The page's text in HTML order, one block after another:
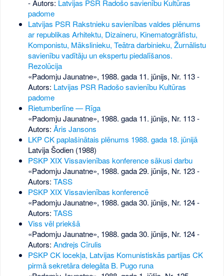
- Autors: Latvijas PSR Radošo savienību Kultūras
padome
Latvijas PSR Rakstnieku savienības valdes plēnums
ar republikas Arhitektu, Dizaineru, Kinematogrāfistu,
Komponistu, Mākslinieku, Teātra darbinieku, Žurnālistu
savienību vadītāju un ekspertu piedalīšanos.
Rezolūcija
«Padomju Jaunatne», 1988. gada 11. jūnijs, Nr. 113-
Autors: Latvijas PSR Radošo savienību Kultūras
padome
Rietumberlīne — Rīga
«Padomju Jaunatne», 1988. gada 11. jūnijs, Nr. 113-
Autors: Āris Jansons
LKP CK paplašinātais plēnums 1988. gada 18. jūnijā
Latvija Šodien (1988)
PSKP XIX Vissavienības konference sākusi darbu
«Padomju Jaunatne», 1988. gada 29. jūnijs, Nr. 123-
Autors: TASS
PSKP XIX Vissavienības konferencē
«Padomju Jaunatne», 1988. gada 30. jūnijs, Nr. 124-
Autors: TASS
Viss vēl priekšā
«Padomju Jaunatne», 1988. gada 30. jūnijs, Nr. 124-
Autors: Andrejs Cīrulis
PSKP CK locekļa, Latvijas Komunistiskās partijas CK
pirmā sekretāra delegāta B. Pugo runa